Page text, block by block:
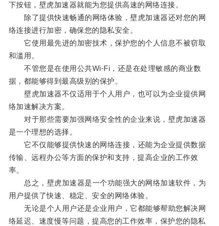
下按钮，壁虎加速器就能为您提供高速的网络连接。
除了提供快速畅通的网络体验，壁虎加速器还对您的网
络连接进行加密，确保您的隐私安全。
它使用最先进的加密技术，保护您的个人信息不被窃取
和滥用。
不管您是在使用公共Wi-Fi，还是在处理敏感的商业数
据，都能够得到最高级别的保护。
壁虎加速器不仅适用于个人用户，也可以为企业提供网
络加速解决方案。
对于那些需要加强网络安全性的企业来说，壁虎加速器
是一个理想的选择。
它不仅能够提供快速的网络连接，还能为企业提供数据
传输、远程办公等方面的保护和支持，提高企业的工作效
率。
总之，壁虎加速器是一个功能强大的网络加速软件，为
用户提供了快速、稳定、安全的网络体验。
无论是个人用户还是企业用户，它都能够帮助您解决网
络延迟、速度慢等问题，提高您的工作效率，保护您的隐私